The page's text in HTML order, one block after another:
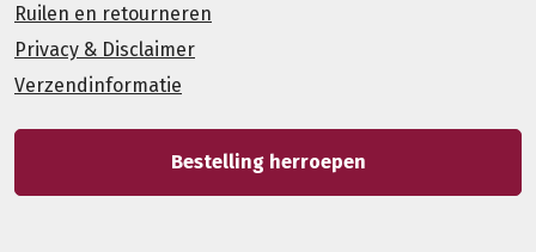
Ruilen en retourneren
Privacy & Disclaimer
Verzendinformatie
Bestelling herroepen